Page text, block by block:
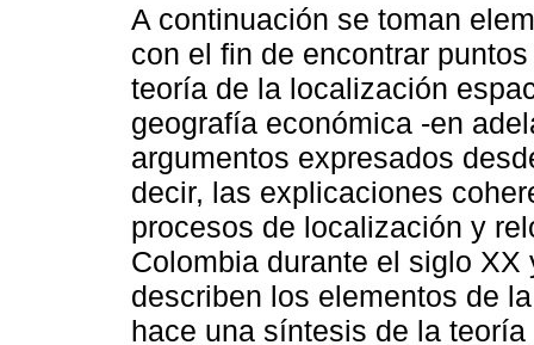
A continuación se toman
con el fin de encontrar
teoría de la localización
geografía económica -en
argumentos expresados
decir, las explicaciones
procesos de localización y
Colombia durante el siglo
describen los elementos de
hace una síntesis de la